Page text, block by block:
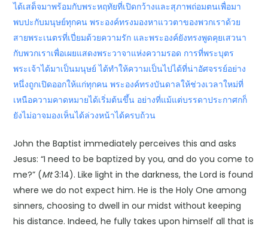
ได้เสด็จมาพร้อมกับพระหฤทัยที่เปิดกว้างและสุภาพถ่อมตนเพื่อมา
พบปะกับมนุษย์ทุกคน พระองค์ทรงมองหาแววตาของพวกเราด้วย
สายพระเนตรที่เปี่ยมด้วยความรัก และพระองค์ยังทรงพูดคุยเสวนา
กับพวกเราเพื่อเผยแสดงพระวาจาแห่งความรอด การที่พระบุตร
พระเจ้าได้มาเป็นมนุษย์ ได้ทำให้ความเป็นไปได้ที่น่าอัศจรรย์อย่าง
หนึ่งถูกเปิดออกให้แก่ทุกคน พระองค์ทรงบันดาลให้ช่วงเวลาใหม่ที่
เหนือความคาดหมายได้เริ่มต้นขึ้น อย่างที่แม้แต่บรรดาประกาศกก็
ยังไม่อาจมองเห็นได้ล่วงหน้าได้ครบถ้วน
John the Baptist immediately perceives this and asks
Jesus: “I need to be baptized by you, and do you come to
me?” (Mt3:14). Like light in the darkness, the Lord is found
where we do not expect him. He is the Holy One among
sinners, choosing to dwell in our midst without keeping
his distance. Indeed, he fully takes upon himself all that is